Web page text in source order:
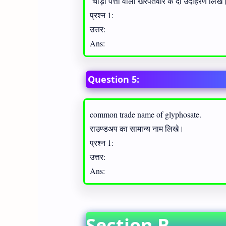
प्रश्न 1:
उत्तर:
Ans:
Question 5:
common trade name of glyphosate.
राउण्डअप का सामान्य नाम लिखे।
प्रश्न 1:
उत्तर:
Ans: